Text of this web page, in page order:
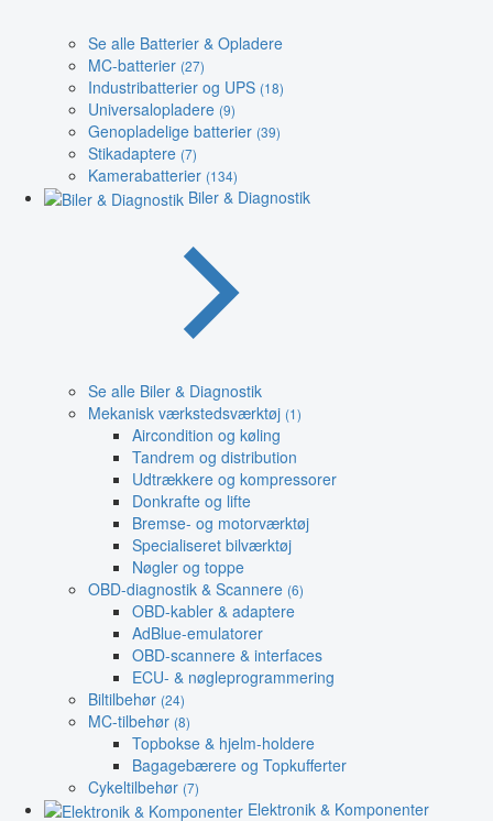
Se alle Batterier & Opladere
MC-batterier (27)
Industribatterier og UPS (18)
Universalopladere (9)
Genopladelige batterier (39)
Stikadaptere (7)
Kamerabatterier (134)
Biler & Diagnostik
Se alle Biler & Diagnostik
Mekanisk værkstedsværktøj (1)
Aircondition og køling
Tandrem og distribution
Udtrækkere og kompressorer
Donkrafte og lifte
Bremse- og motorværktøj
Specialiseret bilværktøj
Nøgler og toppe
OBD-diagnostik & Scannere (6)
OBD-kabler & adaptere
AdBlue-emulatorer
OBD-scannere & interfaces
ECU- & nøgleprogrammering
Biltilbehør (24)
MC-tilbehør (8)
Topbokse & hjelm-holdere
Bagagebærere og Topkufferter
Cykeltilbehør (7)
Elektronik & Komponenter